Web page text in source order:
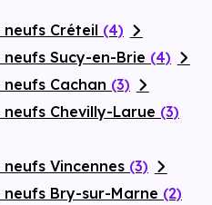
neufs Créteil (4)
Sucy-en-Brie (4)
Cachan (3)
Chevilly-Larue (3)
Vincennes (3)
neufs Bry-sur-Marne (2)